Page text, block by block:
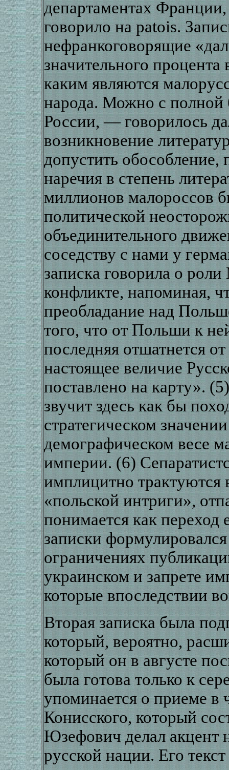
департаментах
говорило на patois.
нефранкоговорящие
значительного
каким являются
народа. Можно с полной
России, — говорилось
возникновение
допустить обособление,
наречия в степень
миллионов малороссов
политической
объединительного
соседству с нами у
записка говорила о
конфликте, напоминая,
преобладание над
того, что от Польши к
последняя отшатнется
настоящее величие
поставлено на карту».
звучит здесь как бы
стратегическом
демографическом весе
империи. (6)
имплицитно трактуются
«польской интриги»,
понимается как
записки
ограничениях
украинском и запрете
которые впоследствии
Вторая записка была
который, вероятно,
который он в августе
была готова только к
упоминается о приеме
Конисского, который
Юзефович делал акцент
русской нации. Его